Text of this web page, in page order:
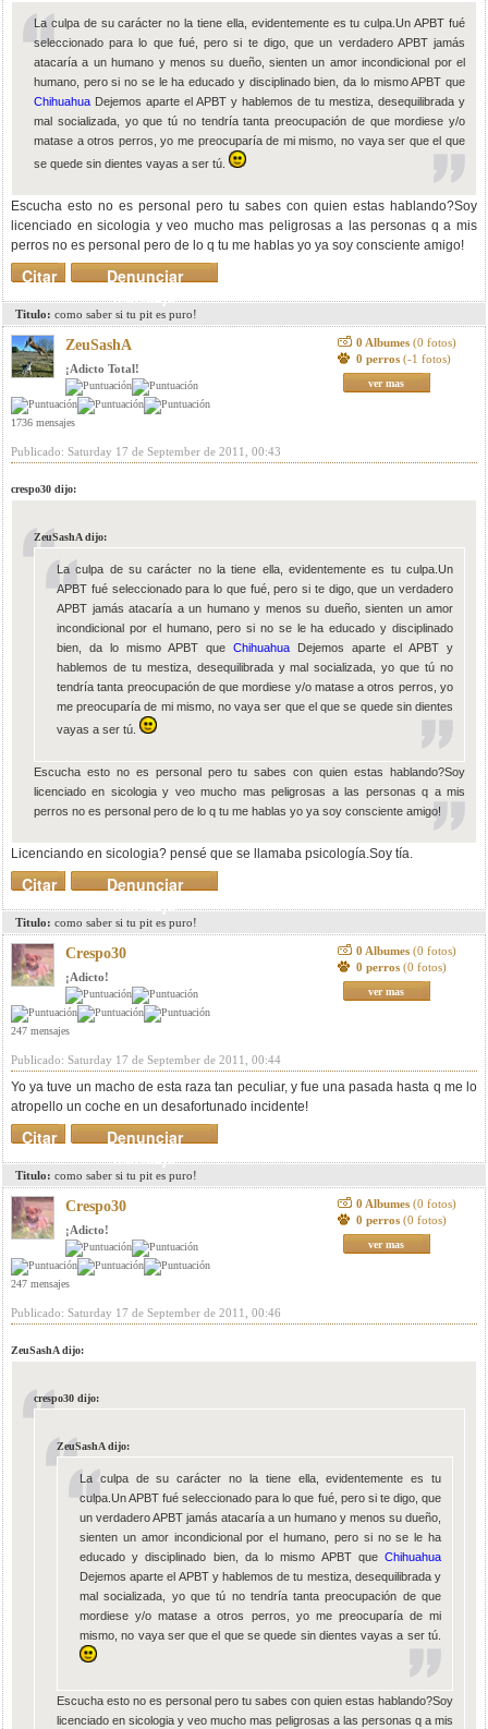
La culpa de su carácter no la tiene ella, evidentemente es tu culpa.Un APBT fué
seleccionado para lo que fué, pero si te digo, que un verdadero APBT jamás
atacaría a un humano y menos su dueño, sienten un amor incondicional por el
humano, pero si no se le ha educado y disciplinado bien, da lo mismo APBT que
Chihuahua Dejemos aparte el APBT y hablemos de tu mestiza, desequilibrada y
mal socializada, yo que tú no tendría tanta preocupación de que mordiese y/o
matase a otros perros, yo me preocuparía de mi mismo, no vaya ser que el que
se quede sin dientes vayas a ser tú.
Escucha esto no es personal pero tu sabes con quien estas hablando?Soy
licenciado en sicologia y veo mucho mas peligrosas a las personas q a mis
perros no es personal pero de lo q tu me hablas yo ya soy consciente amigo!
Denunciar
mensaje
Citar
Titulo: como saber si tu pit es puro!
ZeuSashA
¡Adicto Total!
1736 mensajes
0 Albumes (0 fotos)
0 perros (-1 fotos)
ver mas
Publicado: Saturday 17 de September de 2011, 00:43
crespo30 dijo:
ZeuSashA dijo:
La culpa de su carácter no la tiene ella, evidentemente es tu culpa.Un
APBT fué seleccionado para lo que fué, pero si te digo, que un verdadero
APBT jamás atacaría a un humano y menos su dueño, sienten un amor
incondicional por el humano, pero si no se le ha educado y disciplinado
bien, da lo mismo APBT que Chihuahua Dejemos aparte el APBT y
hablemos de tu mestiza, desequilibrada y mal socializada, yo que tú no
tendría tanta preocupación de que mordiese y/o matase a otros perros, yo
me preocuparía de mi mismo, no vaya ser que el que se quede sin dientes
vayas a ser tú.
Escucha esto no es personal pero tu sabes con quien estas hablando?Soy
licenciado en sicologia y veo mucho mas peligrosas a las personas q a mis
perros no es personal pero de lo q tu me hablas yo ya soy consciente amigo!
Licenciando en sicologia? pensé que se llamaba psicología.Soy tía.
Denunciar
mensaje
Citar
Titulo: como saber si tu pit es puro!
Crespo30
¡Adicto!
247 mensajes
0 Albumes (0 fotos)
0 perros (0 fotos)
ver mas
Publicado: Saturday 17 de September de 2011, 00:44
Yo ya tuve un macho de esta raza tan peculiar, y fue una pasada hasta q me lo
atropello un coche en un desafortunado incidente!
Denunciar
mensaje
Citar
Titulo: como saber si tu pit es puro!
Crespo30
¡Adicto!
247 mensajes
0 Albumes (0 fotos)
0 perros (0 fotos)
ver mas
Publicado: Saturday 17 de September de 2011, 00:46
ZeuSashA dijo:
crespo30 dijo:
ZeuSashA dijo:
La culpa de su carácter no la tiene ella, evidentemente es tu
culpa.Un APBT fué seleccionado para lo que fué, pero si te digo, que
un verdadero APBT jamás atacaría a un humano y menos su dueño,
sienten un amor incondicional por el humano, pero si no se le ha
educado y disciplinado bien, da lo mismo APBT que Chihuahua
Dejemos aparte el APBT y hablemos de tu mestiza, desequilibrada y
mal socializada, yo que tú no tendría tanta preocupación de que
mordiese y/o matase a otros perros, yo me preocuparía de mi
mismo, no vaya ser que el que se quede sin dientes vayas a ser tú.
Escucha esto no es personal pero tu sabes con quien estas hablando?Soy
licenciado en sicologia y veo mucho mas peligrosas a las personas q a mis